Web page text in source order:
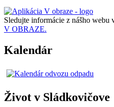
Sledujte informácie z nášho webu
V OBRAZE.
Kalendár
Život v Sládkovičove